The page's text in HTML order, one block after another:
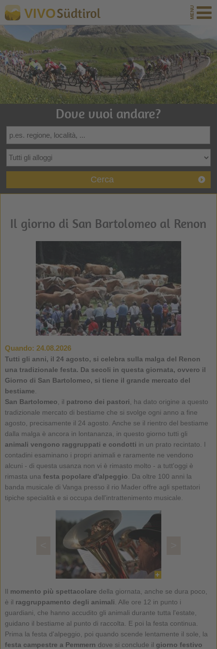
VIVOSüdtirol
Dove vuoi andare?
Cerca
Il giorno di San Bartolomeo al Renon
Quando: 24.08.2026
Tutti gli anni, il 24 agosto, si celebra sulla malga del Renon
una tradizionale festa. Da secoli in questa giornata, ovvero il
Giorno di San Bartolomeo, si tiene il grande mercato del
bestiame
San Bartolomeo , il patrono dei pastori , ha dato origine a questo
tradizionale mercato di bestiame che si svolge ogni anno a fine
agosto, precisamente il 24 agosto. Anche se il rientro del bestiame
dalla malga è ancora in lontananza, in questo giorno tutti gli
animali vengono raggruppati e condotti in un prato recintato. I
contadini esaminano i propri animali e raramente ne vendono
alcuni - di questa usanza non vi è rimasto molto - a tutt'oggi è
rimasta una festa popolare d'alpeggio . Da oltre 100 anni la
banda musicale di Vanga presso il rio Mader offre agli spettatori
tipiche specialità e si occupa dell'intrattenimento musicale.
Il momento più spettacolare della giornata, anche se dura poco,
è il raggruppamento degli animali . Alle ore 12 in punto i
guardiani, che hanno accudito gli animali durante tutta l'estate,
guidano il bestiame al punto di raccolta. E poi la festa continua.
Prima la festa d'alpeggio, poi quando scende lentamente il sole, la
festa campestre a Pemmern dove si conclude il giorno festivo